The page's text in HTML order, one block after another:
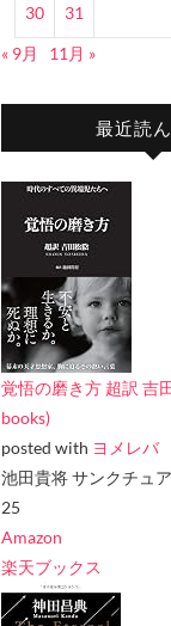
30
31
« 9月
11月 »
最近読
覚悟の磨き方 超訳 吉
books)
posted with ヨメレバ
池田貴将 サンクチュ
25
Amazon
楽天ブックス